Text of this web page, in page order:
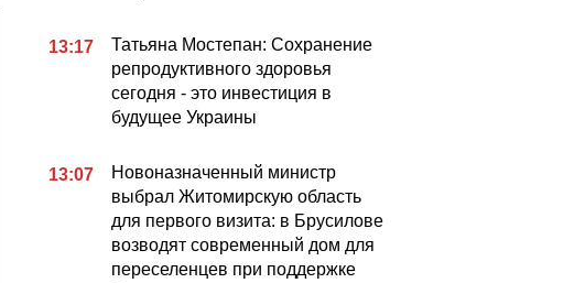
13:17
Татьяна Мостепан: Сохранение
репродуктивного здоровья
сегодня - это инвестиция в
будущее Украины
13:07
Новоназначенный министр
выбрал Житомирскую область
для первого визита: в Брусилове
возводят современный дом для
переселенцев при поддержке